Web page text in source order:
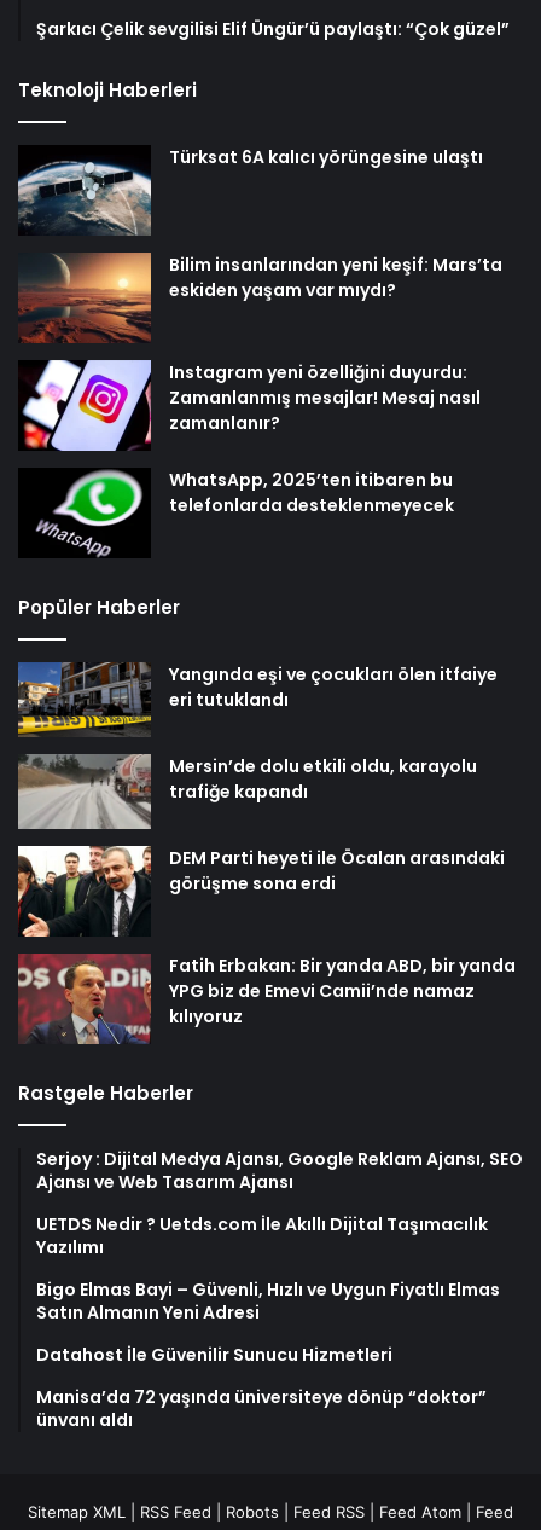
Şarkıcı Çelik sevgilisi Elif Üngür’ü paylaştı: “Çok güzel”
Teknoloji Haberleri
Türksat 6A kalıcı yörüngesine ulaştı
Bilim insanlarından yeni keşif: Mars’ta
eskiden yaşam var mıydı?
Instagram yeni özelliğini duyurdu:
Zamanlanmış mesajlar! Mesaj nasıl
zamanlanır?
WhatsApp, 2025’ten itibaren bu
telefonlarda desteklenmeyecek
Popüler Haberler
Yangında eşi ve çocukları ölen itfaiye
eri tutuklandı
Mersin’de dolu etkili oldu, karayolu
trafiğe kapandı
DEM Parti heyeti ile Öcalan arasındaki
görüşme sona erdi
Fatih Erbakan: Bir yanda ABD, bir yanda
YPG biz de Emevi Camii’nde namaz
kılıyoruz
Rastgele Haberler
Serjoy : Dijital Medya Ajansı, Google Reklam Ajansı, SEO
Ajansı ve Web Tasarım Ajansı
UETDS Nedir ? Uetds.com İle Akıllı Dijital Taşımacılık
Yazılımı
Bigo Elmas Bayi – Güvenli, Hızlı ve Uygun Fiyatlı Elmas
Satın Almanın Yeni Adresi
Datahost İle Güvenilir Sunucu Hizmetleri
Manisa’da 72 yaşında üniversiteye dönüp “doktor”
ünvanı aldı
Sitemap XML RSS Feed Robots Feed RSS Feed Atom
Feed